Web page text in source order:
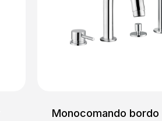
Monocomando bordo